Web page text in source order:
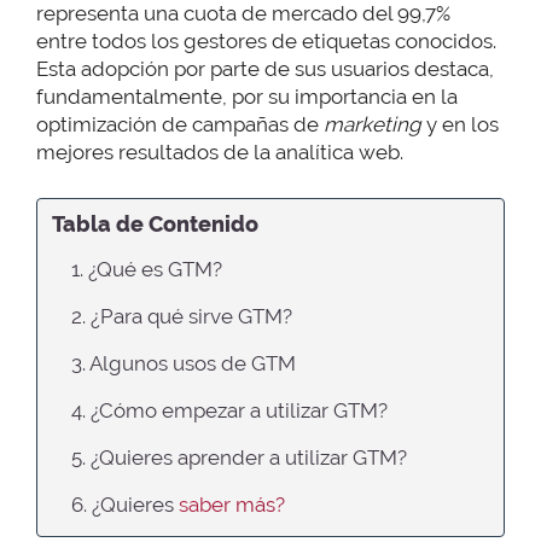
representa una cuota de mercado del 99,7%
entre todos los gestores de etiquetas conocidos.
Esta adopción por parte de sus usuarios destaca,
fundamentalmente, por su importancia en la
optimización de campañas de marketingy en los
mejores resultados de la analítica web.
Tabla de Contenido
1. ¿Qué es GTM?
2. ¿Para qué sirve GTM?
3. Algunos usos de GTM
4. ¿Cómo empezar a utilizar GTM?
5. ¿Quieres aprender a utilizar GTM?
6. ¿Quieres saber más?